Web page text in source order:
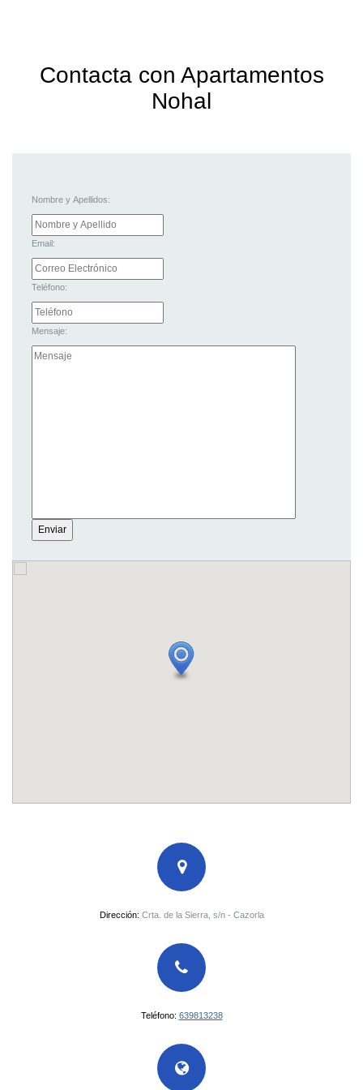
Contacta con Apartamentos
Nohal
Nombre y Apellidos:
Email:
Teléfono:
Mensaje:
Dirección: Crta. de la Sierra, s/n - Cazorla
Teléfono: 639813238